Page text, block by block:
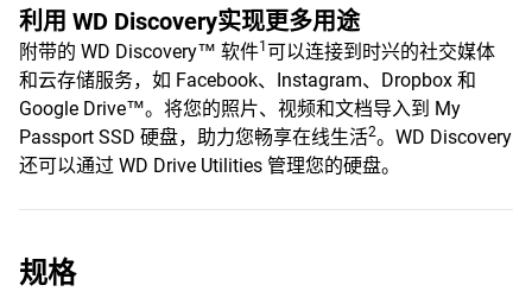
利用 WD Discovery实现更多用途
附带的 WD Discovery™ 软件1 可以连接到时兴的社交媒体
和云存储服务，如 Facebook、Instagram、Dropbox 和
Google Drive™。将您的照片、视频和文档导入到 My
Passport SSD 硬盘，助力您畅享在线生活2。WD Discovery
还可以通过 WD Drive Utilities 管理您的硬盘。
规格